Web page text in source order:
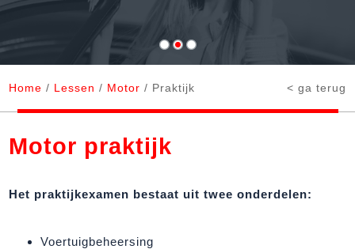
Home / Lessen / Motor / Praktijk < ga terug
Motor praktijk
Het praktijkexamen bestaat uit twee onderdelen:
Voertuigbeheersing